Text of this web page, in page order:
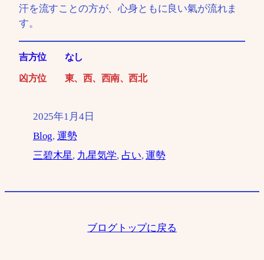
汗を流すことの方が、心身ともに良い氣が流れま
す。
吉方位 なし
凶方位 東、西、 西南、西北
2025年1月4日
Blog, 運勢
三碧木星, 九星気学, 占い, 運勢
ブログトップに戻る